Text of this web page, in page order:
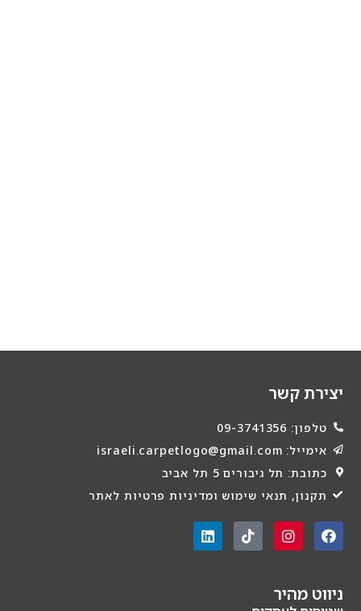
יצירת קשר
טלפון: 09-3741356
אימייל: israeli.carpetlogo@gmail.com
כתובת: תל גיבורים 5 תל אביב
תקנון, תנאי שימוש ומדיניות פרטיות לאתר
ניווט מהיר